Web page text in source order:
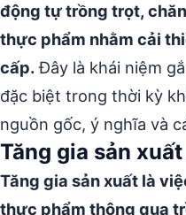
động tự trồng trọt,
thực phẩm nhằm cải
cấp.Đây là khái niệm
đặc biệt trong thời kỳ
nguồn gốc, ý nghĩa và
Tăng gia sản
Tăng gia sản xuất là
thực phẩm thông qua